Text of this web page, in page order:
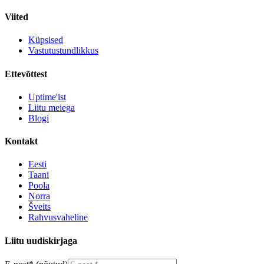
Viited
Küpsised
Vastutustundlikkus
Ettevõttest
Uptime'ist
Liitu meiega
Blogi
Kontakt
Eesti
Taani
Poola
Norra
Šveits
Rahvusvaheline
Liitu uudiskirjaga